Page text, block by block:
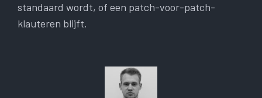
standaard wordt, of een patch-voor-patch-
klauteren blijft.